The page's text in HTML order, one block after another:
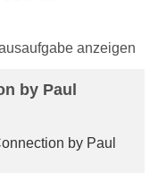
anzeigen
by Paul
by Paul